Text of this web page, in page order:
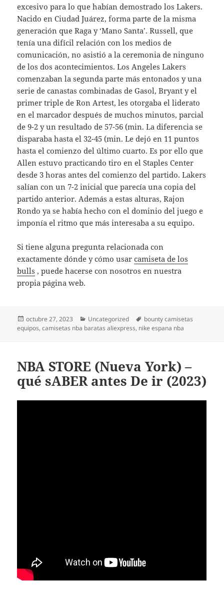
excesivo para lo que habían demostrado los Lakers.
Nacido en Ciudad Juárez, forma parte de la misma
generación que Raga y ‘Mano Santa’. Russell, que
tenía una difícil relación con los medios de
comunicación, no asistió a la ceremonia de ninguno
de los dos acontecimientos. Los Angeles Lakers
comenzaban la segunda parte más entonados y una
serie de canastas combinadas de Gasol, Bryant y el
primer triple de Ron Artest, les otorgaba el liderato
en el marcador después de muchos minutos, parcial
de 9-2 y un resultado de 57-56 (min. La diferencia se
disparaba hasta el 32-45 (min. Le dejó en 11 puntos
hasta el comienzo del último cuarto. Es por ello que
Allen estuvo practicando tiro en el Staples Center
desde 3 horas antes del comienzo del partido. Lakers
salían con un 7-2 inicial que parecía una copia del
partido anterior. Además a estas alturas, Rajon
Rondo ya se había hecho con el dominio del juego e
imponía el ritmo que más interesaba a su equipo.
Si tiene alguna pregunta relacionada con
exactamente dónde y cómo usarcamiseta de los
bulls , puede hacerse con nosotros en nuestra
propia página web.
Publicado
el
octubre 27, 2023 Categorías
Uncategorized Etiquetas
bounty camisetas
equipos,camisetas nba baratas aliexpress, nike espana nba
NBA STORE (Nueva York) –
qué sABER antes De ir (2023)